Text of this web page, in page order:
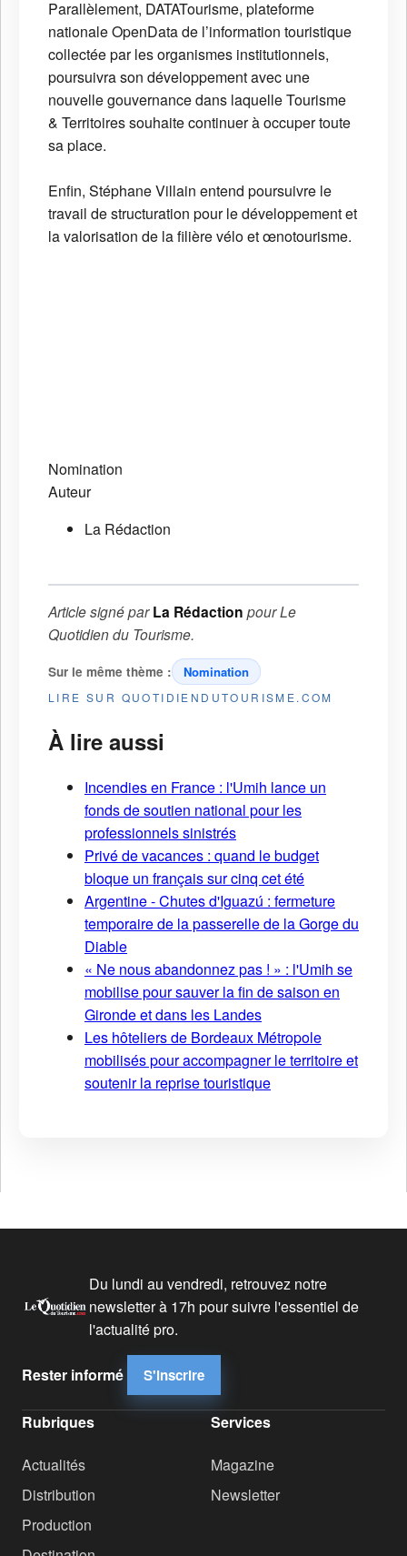
Parallèlement, DATATourisme, plateforme
nationale OpenData de l’information touristique
collectée par les organismes institutionnels,
poursuivra son développement avec une
nouvelle gouvernance dans laquelle Tourisme
& Territoires souhaite continuer à occuper toute
sa place.
Enfin, Stéphane Villain entend poursuivre le
travail de structuration pour le développement et
la valorisation de la filière vélo et œnotourisme.
Nomination
Auteur
La Rédaction
Article signé parLa Rédaction pourLe
Quotidien du Tourisme.
Sur le même thème : Nomination
LIRE SUR QUOTIDIENDUTOURISME.COM
À lire aussi
Incendies en France : l'Umih lance un
fonds de soutien national pour les
professionnels sinistrés
Privé de vacances : quand le budget
bloque un français sur cinq cet été
Argentine - Chutes d'Iguazú : fermeture
temporaire de la passerelle de la Gorge du
Diable
« Ne nous abandonnez pas ! » : l'Umih se
mobilise pour sauver la fin de saison en
Gironde et dans les Landes
Les hôteliers de Bordeaux Métropole
mobilisés pour accompagner le territoire et
soutenir la reprise touristique
Du lundi au vendredi, retrouvez notre
newsletter à 17h pour suivre l'essentiel de
l'actualité pro.
Rester informé S'inscrire
Rubriques
Actualités
Distribution
Production
Services
Magazine
Newsletter